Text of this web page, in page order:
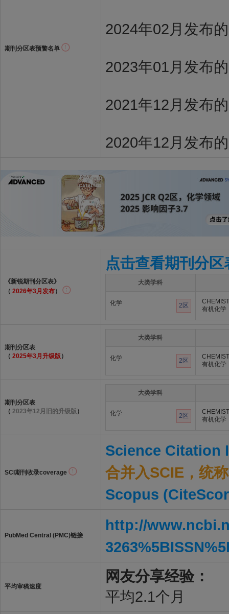
期刊分区表预警名单
2024年02月发布
2023年01月发布
2021年12月发布
2020年12月发布
《新锐期刊分区表》
（ 2026年3月发布）
点击查看期刊分区
大类学科
化学 2区
有机化学
期刊分区表
（ 2025年3月升级版 ）
大类学科
化学 2区
有机化学
期刊分区表
（ 2023年12月旧的升级版 ）
大类学科
化学 2区
有机化学
SCI期刊收录coverage
Science Citation
合并入SCIE，统
Scopus
PubMed Central (PMC)链接
http://
平均审稿速度
网友分享经验：
平均2.1个月